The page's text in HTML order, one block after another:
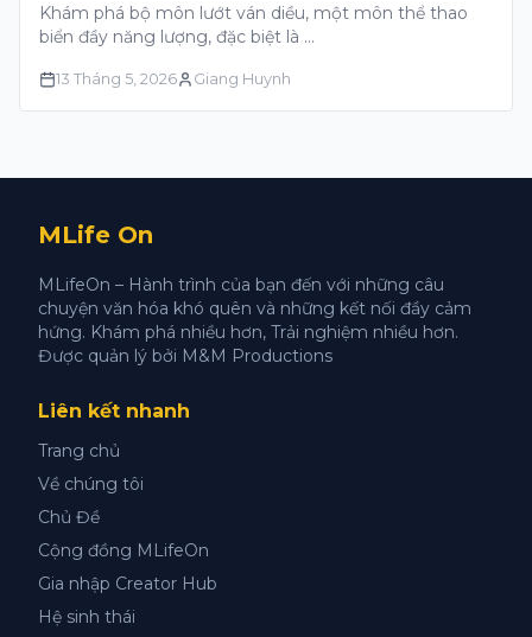
Khám phá bộ môn lướt ván diều, một môn thể thao
biển đầy năng lượng, đặc biệt là …
13 Tháng 5, 2026 Giang Huynh
MLife On
MLifeOn – Hành trình của bạn đến với những câu
chuyện văn hóa khó quên và những kết nối đầy cảm
hứng. Khám phá nhiều hơn, Trải nghiệm nhiều hơn.
Được quản lý bởi M&M Productions
Liên kết nhanh
Trang chủ
Về chúng tôi
Chủ Đề
Cộng đồng MLifeOn
Gia nhập Creator Hub
Hệ sinh thái